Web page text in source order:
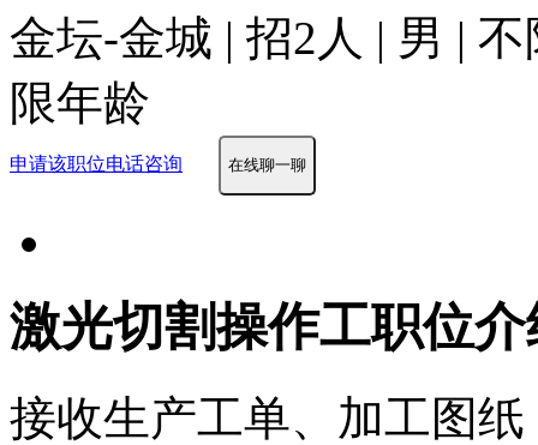
金坛-金城 | 招2人 | 男 |
限年龄
申请该职位电话咨询 在线聊一聊
激光切割操作工职位介
接收生产工单、加工图